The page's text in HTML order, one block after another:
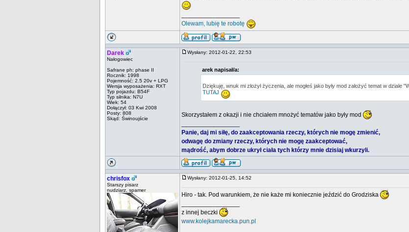
Olewam, lubię te robotę
Darek
Nałogowiec
Safrane ph: phase II
Rocznik: 1998
Pojemność: 2.5 20v + LPG
Wersja wyposażenia: RXT
Typ pojazdu: B54F
Typ silnika: N7U
Wiek: 54
Dołączył: 03 Kwi 2008
Posty: 808
Skąd: Świnoujście
Wysłany: 2012-01-22, 22:53
arek napisał/a:
Dziękuję, wnuk mi złożył życzenia, ale mogłeś jako były mod założyć temat w
TUTAJ
Skorzystałem z okazji i nie chciałem mnożyć tematów jako były mod
Panie, daj mi siłę, do zaakceptowania rzeczy, których nie mogę zmienić,
odwagę do zmiany rzeczy, których nie mogę zaakceptować,
mądrość, abym dobrze ukrył ciała tych którzy mnie dzisiaj wkurzyli.
chrisfox
Starszy pisarz
nudziarz, spamer
Wysłany: 2012-01-25, 14:52
Hiro - tak. Pod warunkiem, że nie każe mi koniecznie jeździć do Grodziska
z innej beczki
www.kolejkamarecka.pun.pl